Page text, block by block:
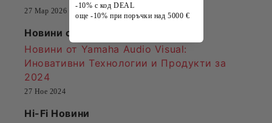
27 Мар 2026
Новини от Yamaha
Новини от Yamaha Audio Visual:
Иновативни Технологии и Продукти за
2024
27 Ное 2024
Hi-Fi Новини
-10% с код DEAL
още -10% при поръчки над 5000 €